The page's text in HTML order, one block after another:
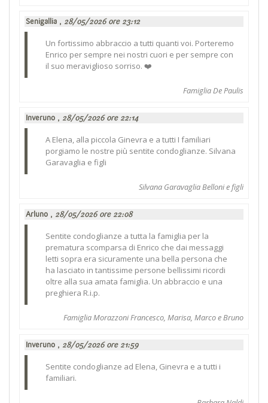
Senigallia , 28/05/2026 ore 23:12
Un fortissimo abbraccio a tutti quanti voi. Porteremo
Enrico per sempre nei nostri cuori e per sempre con
il suo meraviglioso sorriso. ❤️
Famiglia De Paulis
Inveruno , 28/05/2026 ore 22:14
A Elena, alla piccola Ginevra e a tutti I familiari
porgiamo le nostre più sentite condoglianze. Silvana
Garavaglia e figli
Silvana Garavaglia Belloni e figli
Arluno , 28/05/2026 ore 22:08
Sentite condoglianze a tutta la famiglia per la
prematura scomparsa di Enrico che dai messaggi
letti sopra era sicuramente una bella persona che
ha lasciato in tantissime persone bellissimi ricordi
oltre alla sua amata famiglia. Un abbraccio e una
preghiera R.i.p.
Famiglia Morazzoni Francesco, Marisa, Marco e Bruno
Inveruno , 28/05/2026 ore 21:59
Sentite condoglianze ad Elena, Ginevra e a tutti i
familiari.